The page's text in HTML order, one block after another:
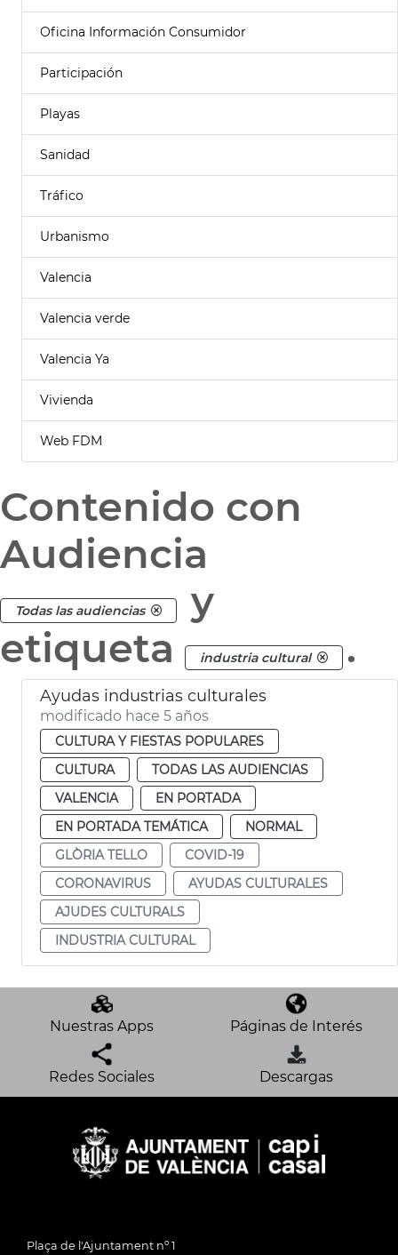
Oficina Información Consumidor
Participación
Playas
Sanidad
Tráfico
Urbanismo
Valencia
Valencia verde
Valencia Ya
Vivienda
Web FDM
Contenido con
Audiencia
Todas las audiencias
y
etiqueta
industria cultural .
Ayudas industrias culturales
modificado hace 5 años
CULTURA Y FIESTAS POPULARES
CULTURA
TODAS LAS AUDIENCIAS
VALENCIA
EN PORTADA
EN PORTADA TEMÁTICA
NORMAL
GLÒRIA TELLO
COVID-19
CORONAVIRUS
AYUDAS CULTURALES
AJUDES CULTURALS
INDUSTRIA CULTURAL
Nuestras Apps Páginas de Interés
Redes Sociales Descargas
Plaça de l'Ajuntament nº 1